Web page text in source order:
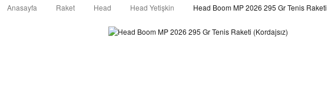
Anasayfa Raket Head Head Yetişkin Head Boom MP 2026 295 Gr Tenis Raketi